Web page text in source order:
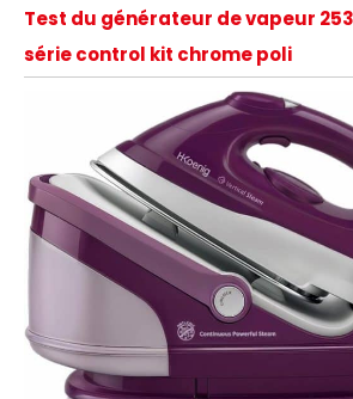
Test du générateur de vapeur
série control kit chrome poli